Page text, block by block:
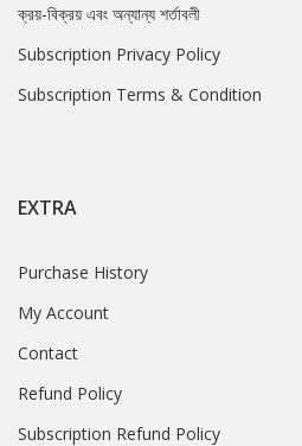
ক্রয়-বিক্রয় এবং অন্যান্য শর্তাবলী
Subscription Privacy Policy
Subscription Terms & Condition
EXTRA
Purchase History
My Account
Contact
Refund Policy
Subscription Refund Policy